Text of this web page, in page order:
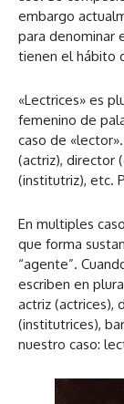
embargo
para denominar
tienen el hábito
«Lectrices» es
femenino de
caso de
(actriz), director
(institutriz), etc.
En multiples
que forma
“agente”.
escriben en
actriz (actrices),
(institutrices),
nuestro caso: